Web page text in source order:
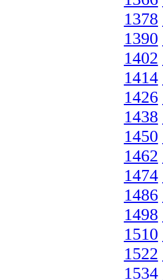
1378
1390
1402
1414
1426
1438
1450
1462
1474
1486
1498
1510
1522
1534